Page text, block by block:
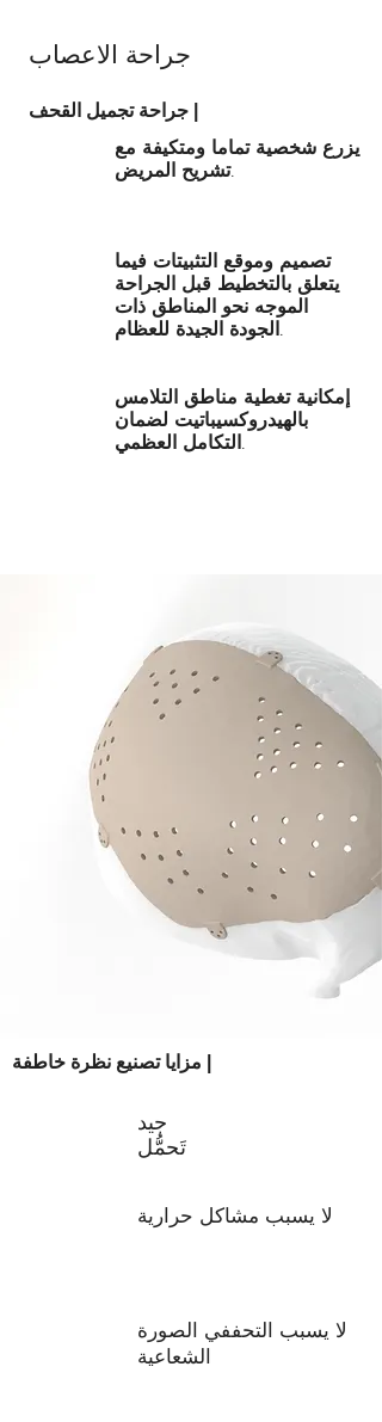
جراحة الاعصاب
يزرع شخصية تماما ومتكيفة مع
تشريح المريض.
تصميم وموقع التثبيتات فيما
يتعلق بالتخطيط قبل الجراحة
الموجه نحو المناطق ذات
الجودة الجيدة للعظام.
إمكانية تغطية مناطق التلامس
بالهيدروكسيباتيت لضمان
التكامل العظمي.
جيد
تَحمُّل
لا يسبب مشاكل حرارية
لا يسبب التحففي الصورة
الشعاعية